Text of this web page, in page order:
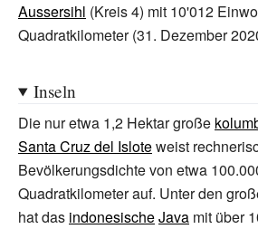
Aussersihl (Kreis4) mit 10'012
Quadratkilometer (31. Dezember
Inseln
Die nur etwa 1,2 Hektar große
Santa Cruz del Isloteweist
Bevölkerungsdichte von etwa
Quadratkilometer auf. Unter den
hat das indonesischeJava mit über